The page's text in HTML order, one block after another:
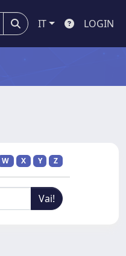
IT LOGIN
W X Y Z